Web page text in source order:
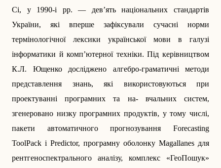
Сі, у 1990-і рр. — дев’ять національних стандартів
України, які вперше зафіксували сучасні норми
термінологічної лексики української мови в галузі
інформатики й комп’ютерної техніки. Під керівництвом
К.Л. Ющенко досліджено алгебро-граматичні методи
представлення знань, які використовуються при
проектуванні програмних та на- в­чальних систем,
згенеровано низку програмних продуктів, у тому числі,
пакети автоматичного прогнозування Forecasting
ToolPack і Predictor, програмну оболонку Magallanes для
рентгено­спектрального аналізу, комплекс «ГеоПошук»